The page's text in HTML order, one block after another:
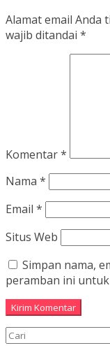
Alamat email Anda
wajib ditandai *
Komentar*
Nama *
Email *
Situs Web
Simpan nama,
peramban ini